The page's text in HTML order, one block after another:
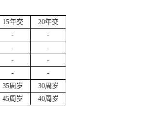
15年交
20年交
-
-
-
-
-
-
-
-
35周岁
30周岁
45周岁 40周岁